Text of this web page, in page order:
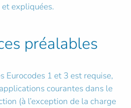
expliquées.
préalables
Eurocodes 1 et 3 est requise,
courantes dans le
(à l’exception de la charge